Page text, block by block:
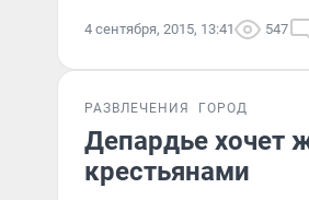
4 сентября, 2015, 13:41 547
РАЗВЛЕЧЕНИЯ ГОРОД
Депардье хочет
крестьянами